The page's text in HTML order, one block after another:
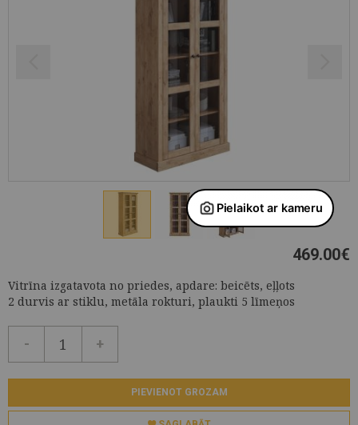
469.00€
Vitrīna izgatavota no priedes, apdare: beicēts, eļļots
2 durvis ar stiklu, metāla rokturi, plaukti 5 līmeņos
- +
PIEVIENOT GROZAM